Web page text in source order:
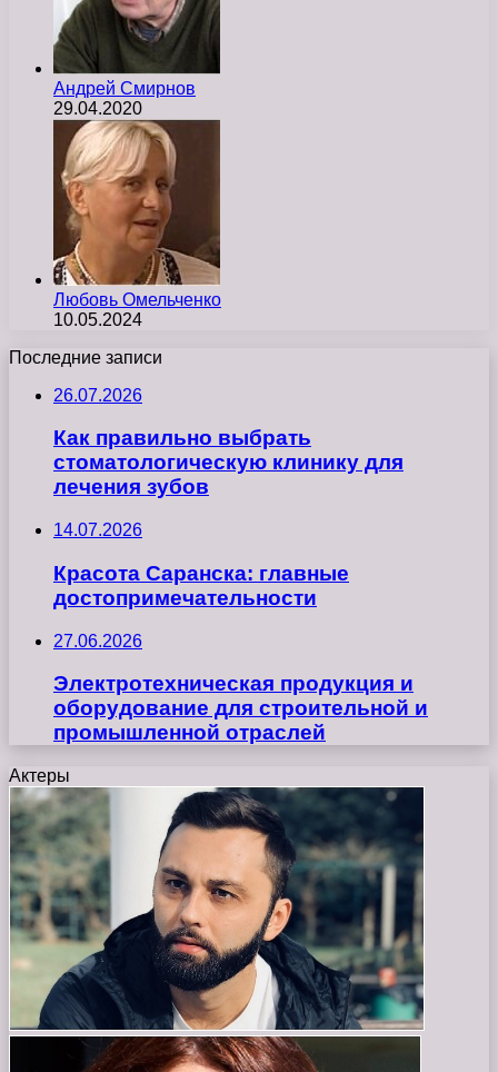
Андрей Смирнов
29.04.2020
Любовь Омельченко
10.05.2024
Последние записи
26.07.2026
Как правильно выбрать
стоматологическую клинику для
лечения зубов
14.07.2026
Красота Саранска: главные
достопримечательности
27.06.2026
Электротехническая продукция и
оборудование для строительной и
промышленной отраслей
Актеры